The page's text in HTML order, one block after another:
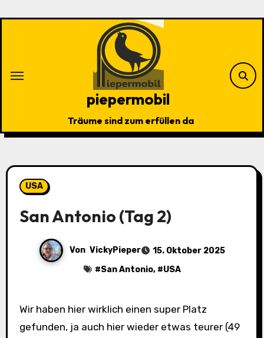
piepermobil
Träume sind zum erfüllen da
USA
San Antonio (Tag 2)
Von VickyPieper
15. Oktober 2025
#San Antonio, #USA
Wir haben hier wirklich einen super Platz
gefunden, ja auch hier wieder etwas teurer (49